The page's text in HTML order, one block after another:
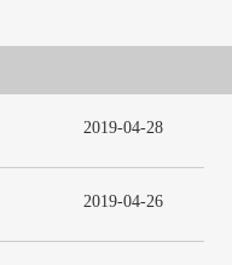
2019-04-28
2019-04-26